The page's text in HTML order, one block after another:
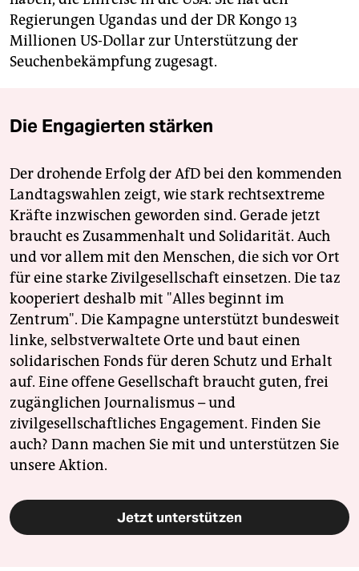
Regierungen Ugandas und der DR Kongo 13
Millionen US-Dollar zur Unterstützung der
Seuchenbekämpfung zugesagt.
Die Engagierten stärken
Der drohende Erfolg der AfD bei den kommenden
Landtagswahlen zeigt, wie stark rechtsextreme
Kräfte inzwischen geworden sind. Gerade jetzt
braucht es Zusammenhalt und Solidarität. Auch
und vor allem mit den Menschen, die sich vor Ort
für eine starke Zivilgesellschaft einsetzen. Die taz
kooperiert deshalb mit "Alles beginnt im
Zentrum". Die Kampagne unterstützt bundesweit
linke, selbstverwaltete Orte und baut einen
solidarischen Fonds für deren Schutz und Erhalt
auf. Eine offene Gesellschaft braucht guten, frei
zugänglichen Journalismus – und
zivilgesellschaftliches Engagement. Finden Sie
auch? Dann machen Sie mit und unterstützen Sie
unsere Aktion.
Jetzt unterstützen